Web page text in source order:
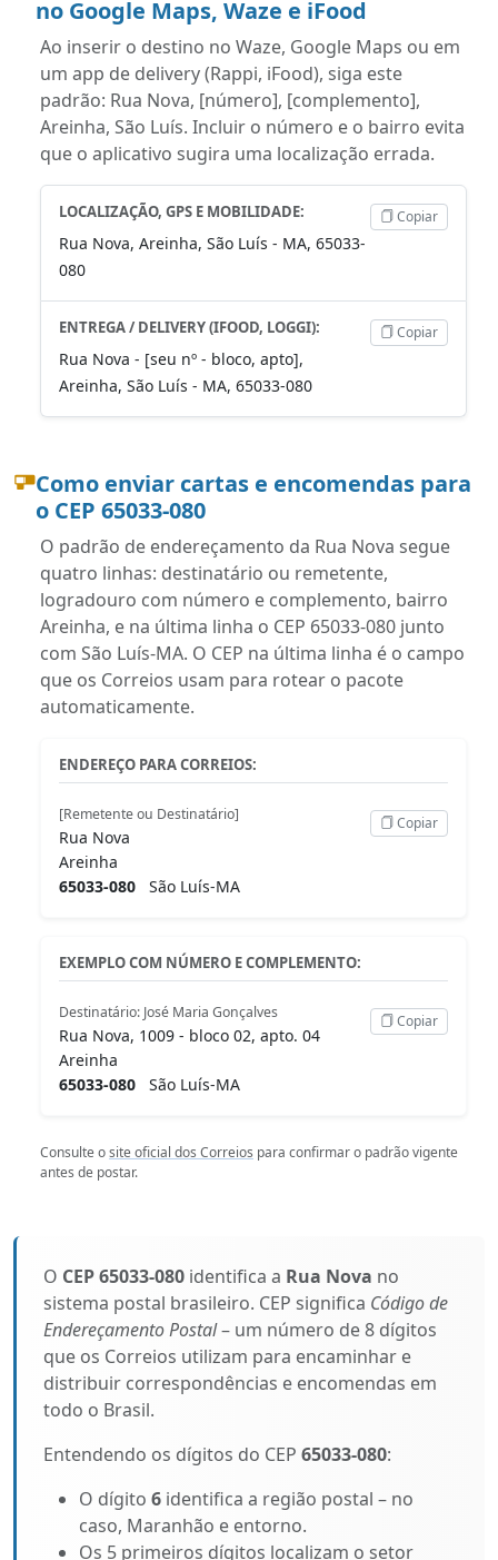
no Google Maps, Waze e iFood
Ao inserir o destino no Waze, Google Maps ou em
um app de delivery (Rappi, iFood), siga este
padrão: Rua Nova, [número], [complemento],
Areinha, São Luís. Incluir o número e o bairro evita
que o aplicativo sugira uma localização errada.
LOCALIZAÇÃO, GPS E MOBILIDADE:
Rua Nova, Areinha, São Luís - MA, 65033-
080
Copiar
ENTREGA / DELIVERY (IFOOD, LOGGI):
Rua Nova - [seu nº - bloco, apto],
Areinha, São Luís - MA, 65033-080
Copiar
Como enviar cartas e encomendas para
o CEP 65033-080
O padrão de endereçamento da Rua Nova segue
quatro linhas: destinatário ou remetente,
logradouro com número e complemento, bairro
Areinha, e na última linha o CEP 65033-080 junto
com São Luís-MA. O CEP na última linha é o campo
que os Correios usam para rotear o pacote
automaticamente.
ENDEREÇO PARA CORREIOS:
[Remetente ou Destinatário]
Rua Nova
Areinha
65033-080 São Luís-MA
Copiar
EXEMPLO COM NÚMERO E COMPLEMENTO:
Destinatário: José Maria Gonçalves
Rua Nova, 1009 - bloco 02, apto. 04
Areinha
65033-080 São Luís-MA
Copiar
Consulte osite oficial dos Correios para confirmar o padrão vigente
antes de postar.
O CEP 65033-080 identifica a Rua Nova no
sistema postal brasileiro. CEP significa Código de
Endereçamento Postal– um número de 8 dígitos
que os Correios utilizam para encaminhar e
distribuir correspondências e encomendas em
todo o Brasil.
Entendendo os dígitos do CEP 65033-080:
O dígito 6 identifica a região postal – no
caso, Maranhão e entorno.
Os 5 primeiros dígitos localizam o setor